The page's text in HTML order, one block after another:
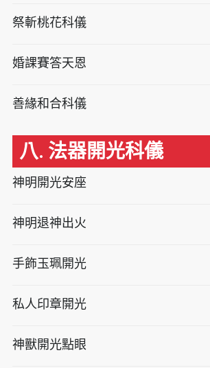
祭斬桃花科儀
婚課賽答天恩
善緣和合科儀
八. 法器開光科儀
神明開光安座
神明退神出火
手飾玉珮開光
私人印章開光
神獸開光點眼